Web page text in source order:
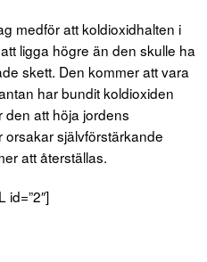
medför att koldioxidhalten i
ligga högre än den skulle ha
skett. Den kommer att vara
har bundit koldioxiden
att höja jordens
orsakar självförstärkande
att återställas.
id=”2″]